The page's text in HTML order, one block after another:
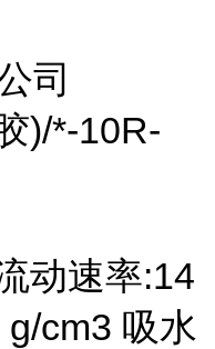
司
)/*-10R-
动速率:14
cm3 吸水